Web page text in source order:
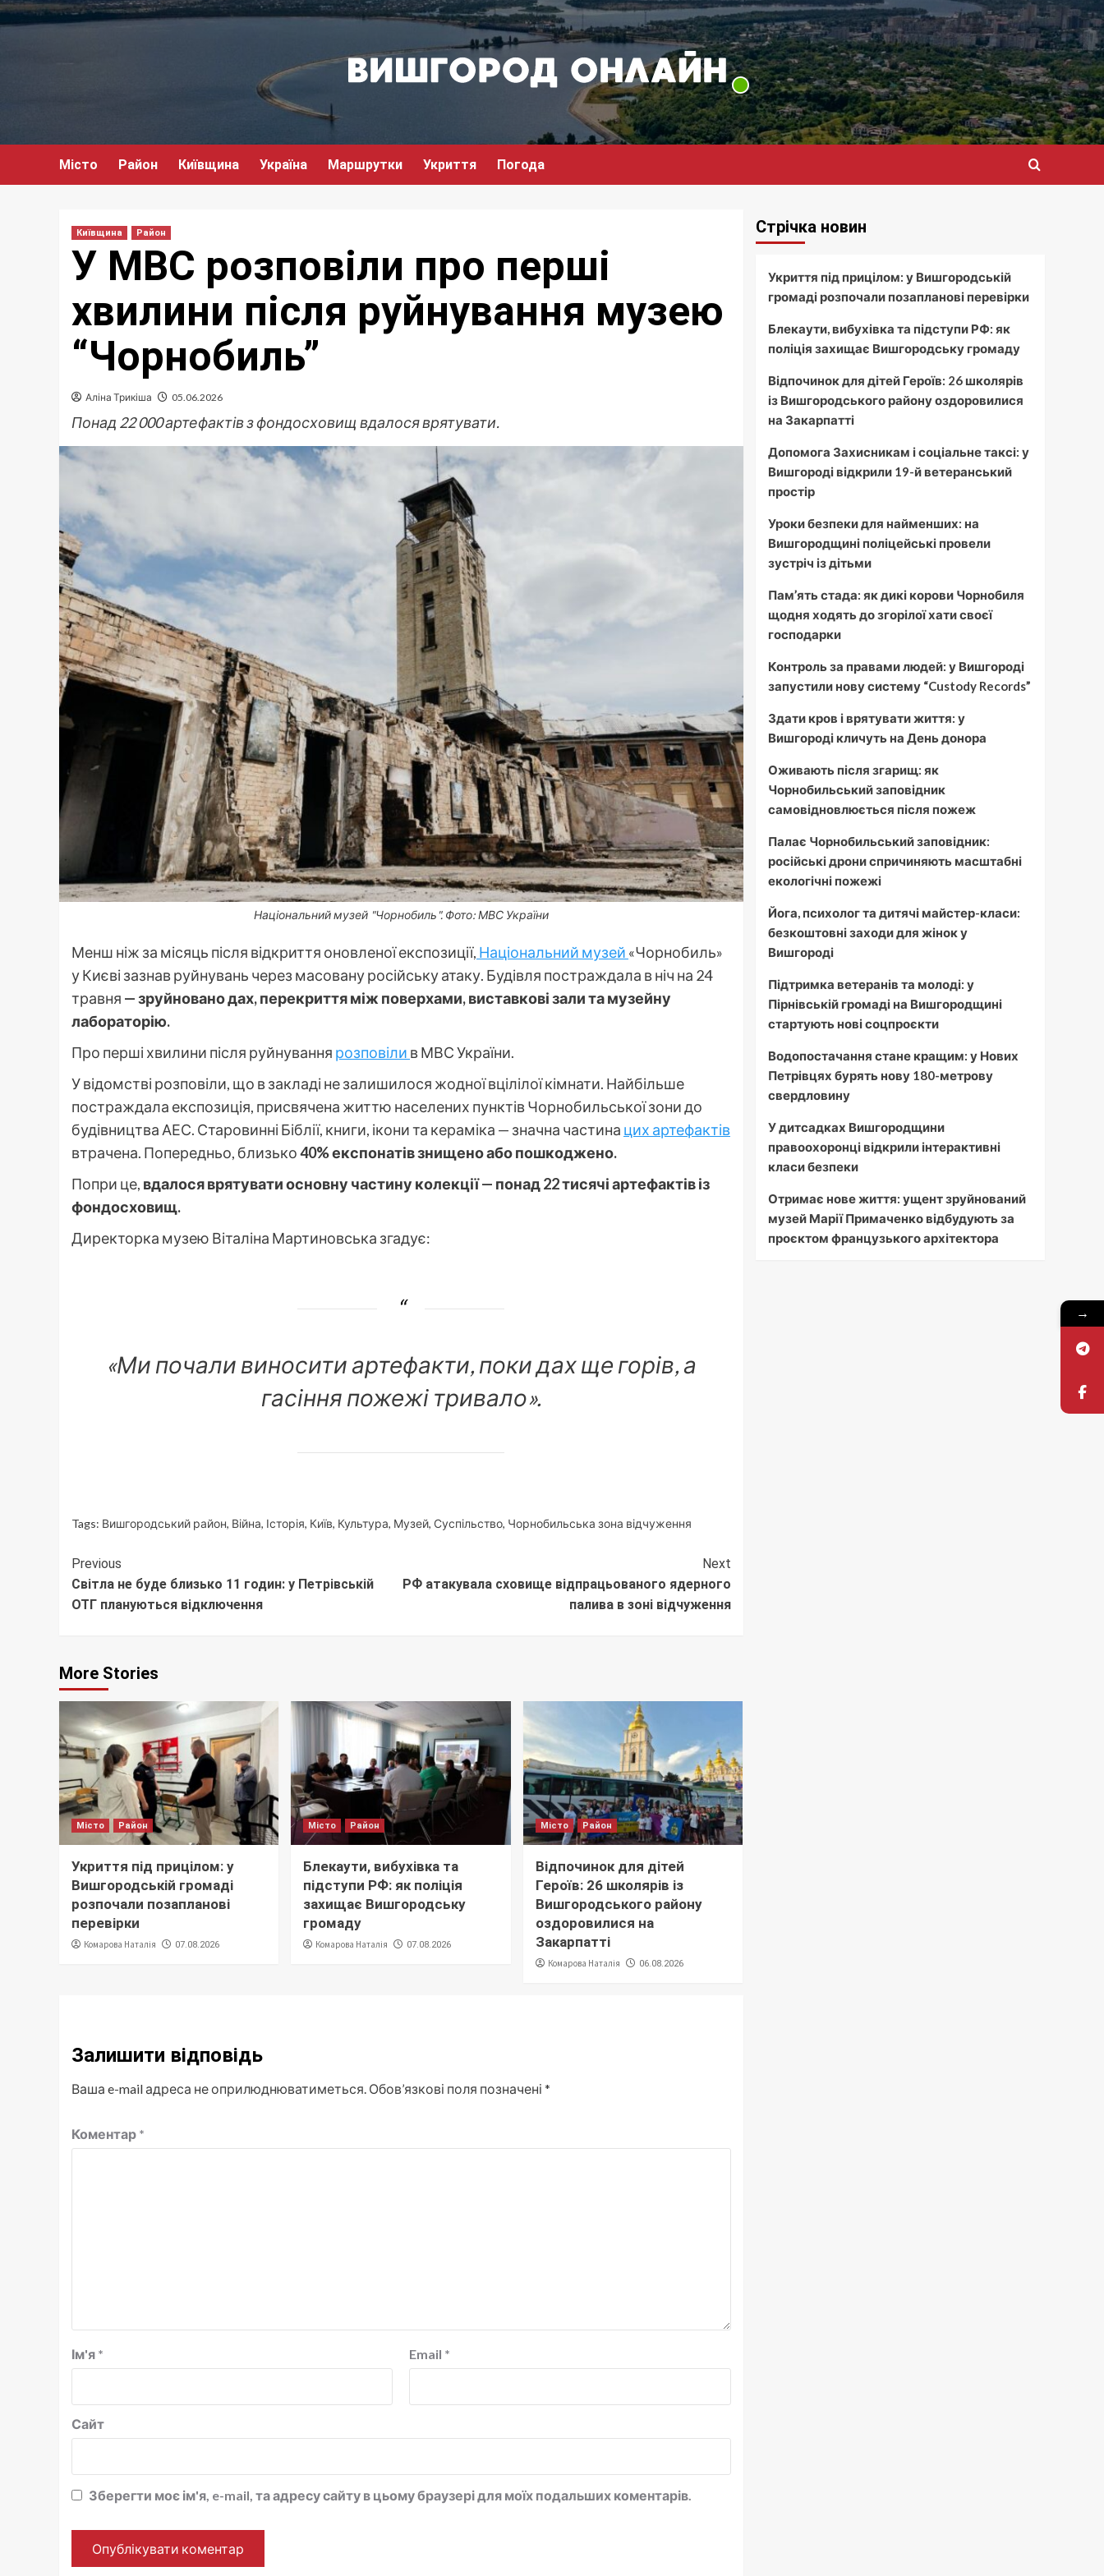
Перейти
до
Місто Район Київщина Україна Маршрутки Укриття Погода
Київщина Район
У МВС розповіли про перші
хвилини після руйнування музею
“Чорнобиль”
Аліна Трикіша 05.06.2026
Понад 22 000 артефактів з фондосховищ вдалося врятувати.
Національний музей "Чорнобиль". Фото: МВС України
Менш ніж за місяць після відкриття оновленої експозиції, Національний музей «Чорнобиль»
у Києві зазнав руйнувань через масовану російську атаку. Будівля постраждала в ніч на 24
травня — зруйновано дах, перекриття між поверхами, виставкові зали та музейну
лабораторію.
Про перші хвилини після руйнування розповіли в МВС України.
У відомстві розповіли, що в закладі не залишилося жодної вцілілої кімнати. Найбільше
постраждала експозиція, присвячена життю населених пунктів Чорнобильської зони до
будівництва АЕС. Старовинні Біблії, книги, ікони та кераміка — значна частина цих артефактів
втрачена. Попередньо, близько40% експонатів знищено або пошкоджено.
Попри це, вдалося врятувати основну частину колекції — понад 22 тисячі артефактів із
фондосховищ.
Директорка музею Віталіна Мартиновська згадує:
«Ми почали виносити артефакти, поки дах ще горів, а
гасіння пожежі тривало».
Tags: Вишгородський район, Війна, Історія, Київ, Культура, Музей, Суспільство, Чорнобильська зона відчуження
Continue
Reading
Previous
Світла не буде близько 11 годин: у Петрівській
ОТГ плануються відключення
Next
РФ атакувала сховище відпрацьованого ядерного
палива в зоні відчуження
More Stories
Місто Район
Укриття під прицілом: у
Вишгородській громаді
розпочали позапланові
перевірки
Комарова Наталія 07.08.2026
Місто Район
Блекаути, вибухівка та
підступи РФ: як поліція
захищає Вишгородську
громаду
Комарова Наталія 07.08.2026
Місто Район
Відпочинок для дітей
Героїв: 26 школярів із
Вишгородського району
оздоровилися на
Закарпатті
Комарова Наталія 06.08.2026
Залишити відповідь
Ваша e-mail адреса не оприлюднюватиметься. Обов’язкові поля позначені *
Коментар *
Ім'я * Email *
Сайт
Зберегти моє ім'я, e-mail, та адресу сайту в цьому браузері для моїх подальших коментарів.
Стрічка новин
Укриття під прицілом: у Вишгородській
громаді розпочали позапланові перевірки
Блекаути, вибухівка та підступи РФ: як
поліція захищає Вишгородську громаду
Відпочинок для дітей Героїв: 26 школярів
із Вишгородського району оздоровилися
на Закарпатті
Допомога Захисникам і соціальне таксі: у
Вишгороді відкрили 19-й ветеранський
простір
Уроки безпеки для найменших: на
Вишгородщині поліцейські провели
зустріч із дітьми
Пам’ять стада: як дикі корови Чорнобиля
щодня ходять до згорілої хати своєї
господарки
Контроль за правами людей: у Вишгороді
запустили нову систему “Custody Records”
Здати кров і врятувати життя: у
Вишгороді кличуть на День донора
Оживають після згарищ: як
Чорнобильський заповідник
самовідновлюється після пожеж
Палає Чорнобильський заповідник:
російські дрони спричиняють масштабні
екологічні пожежі
Йога, психолог та дитячі майстер-класи:
безкоштовні заходи для жінок у
Вишгороді
Підтримка ветеранів та молоді: у
Пірнівській громаді на Вишгородщині
стартують нові соцпроєкти
Водопостачання стане кращим: у Нових
Петрівцях бурять нову 180-метрову
свердловину
У дитсадках Вишгородщини
правоохоронці відкрили інтерактивні
класи безпеки
Отримає нове життя: ущент зруйнований
музей Марії Примаченко відбудують за
проєктом французького архітектора
→